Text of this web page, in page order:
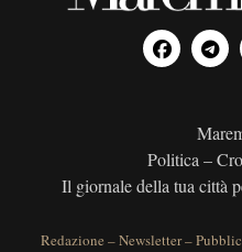
Politica –
Il giornale della tua città
Redazione –Newsletter–